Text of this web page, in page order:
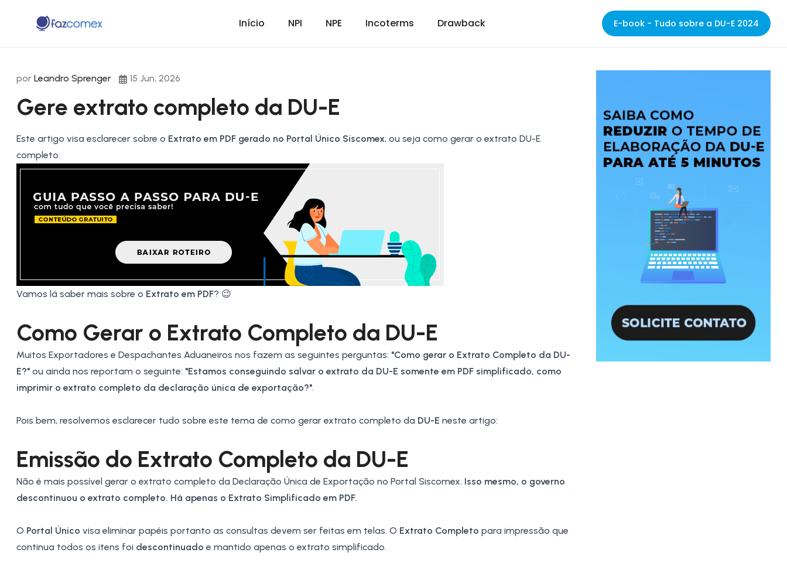
Início NPI NPE Incoterms Drawback E-book - Tudo sobre a DU-E 2024
por Leandro Sprenger 15 Jun, 2026
Gere extrato completo da DU-E
Este artigo visa esclarecer sobre o Extrato em PDF gerado no Portal Único Siscomex, ou seja como gerar o extrato DU-E
completo.
Vamos lá saber mais sobre o Extrato em PDF? 😉
Como Gerar o Extrato Completo da DU-E
Muitos Exportadores e Despachantes Aduaneiros nos fazem as seguintes perguntas: "Como gerar o Extrato Completo da DU-
E?" ou ainda nos reportam o seguinte: "Estamos conseguindo salvar o extrato da DU-E somente em PDF simplificado, como
imprimir o extrato completo da declaração única de exportação?".
Pois bem, resolvemos esclarecer tudo sobre este tema de como gerar extrato completo da DU-E neste artigo:
Emissão do Extrato Completo da DU-E
Não é mais possível gerar o extrato completo da Declaração Única de Exportação no Portal Siscomex. Isso mesmo, o governo
descontinuou o extrato completo. Há apenas o Extrato Simplificado em PDF.
O Portal Único visa eliminar papéis portanto as consultas devem ser feitas em telas. O Extrato Completo para impressão que
continua todos os itens foi descontinuado e mantido apenas o extrato simplificado.